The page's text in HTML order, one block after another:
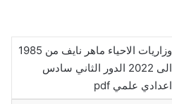
وزاريات الاحياء ماهر نايف من 1985
الى 2022 الدور الثاني سادس
اعدادي علمي pdf